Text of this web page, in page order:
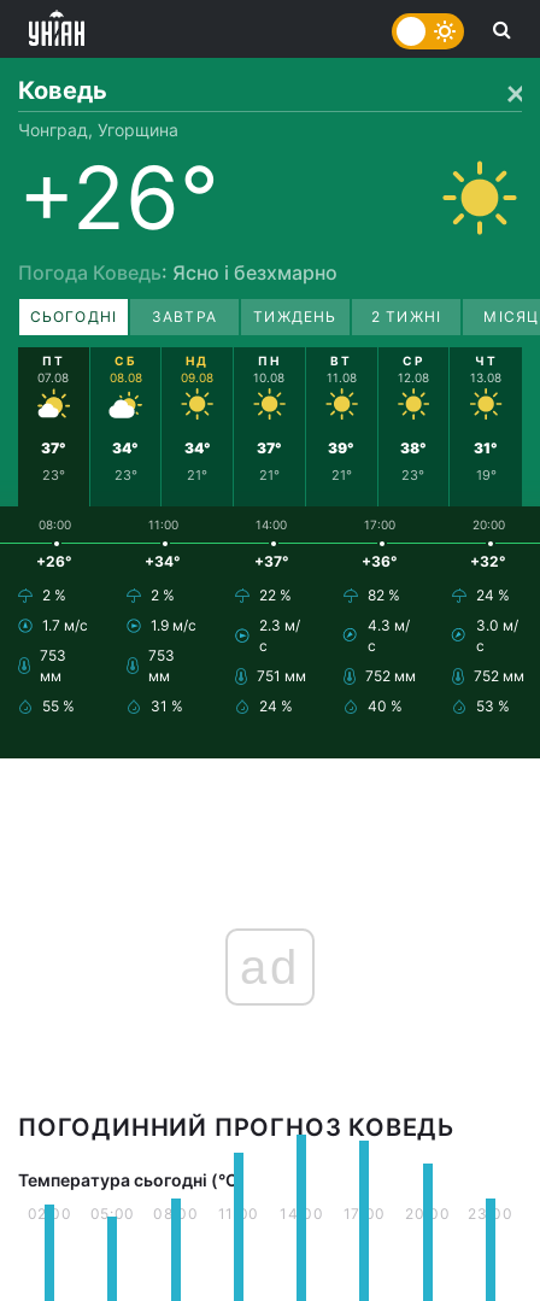
Коведь
Чонград, Угорщина
+26°
Погода Коведь: Ясно і безхмарно
СЬОГОДНІ ЗАВТРА ТИЖДЕНЬ 2 ТИЖНІ
ПТ
07.08
37°
23°
СБ
08.08
34°
23°
НД
09.08
34°
21°
ПН
10.08
37°
21°
ВТ
11.08
39°
21°
СР
12.08
38°
23°
ЧТ
13.08
31°
19°
08:00
+26°
2 %
1.7 м/с
753
мм
55 %
11:00
+34°
2 %
1.9 м/с
753
мм
31 %
14:00
+37°
22 %
2.3 м/
с
751 мм
24 %
17:00
+36°
82 %
4.3 м/
с
752 мм
40 %
20:00
+32°
24 %
3.0 м/
с
752 мм
53 %
ad
ПОГОДИННИЙ ПРОГНОЗ КОВЕДЬ
Температура сьогодні (°С)
02:00 05:00 08:00 11:00 14:00 17:00 20:00 23:00